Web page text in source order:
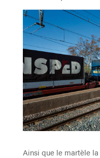
Ainsi que le martèle